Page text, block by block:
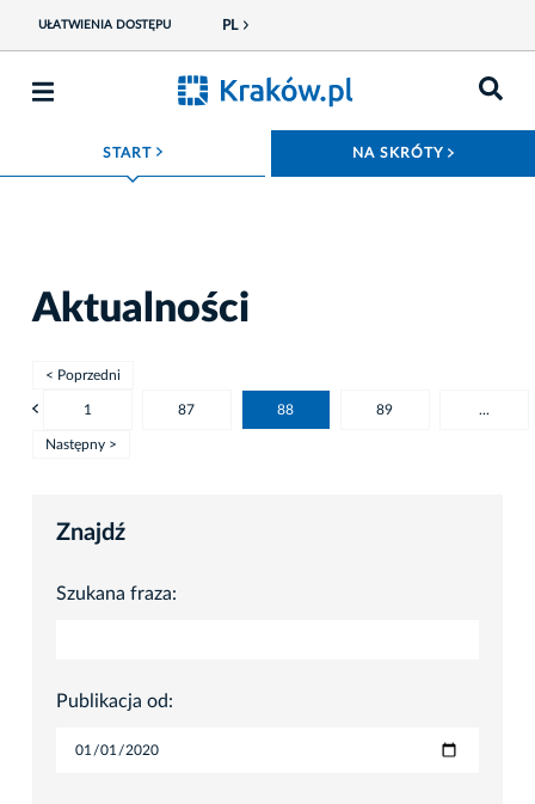
UŁATWIENIA DOSTĘPU PL
START ROZWIŃ MENU NA SKRÓTY
Aktualności
< Poprzedni
1 87 88 89 ...
Następny >
Znajdź
Szukana fraza:
Publikacja od: